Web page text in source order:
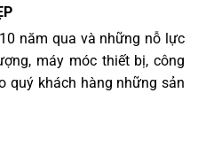
năm qua và những nỗ lực
máy móc thiết bị, công
quý khách hàng những sản